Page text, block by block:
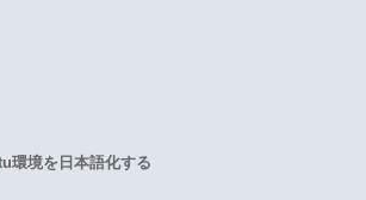
環境を日本語化する